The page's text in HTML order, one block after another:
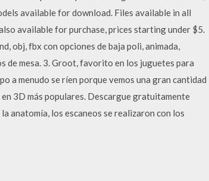
available for download. Files available in all
available for purchase, prices starting under $5.
obj, fbx con opciones de baja poli, animada,
de mesa. 3. Groot, favorito en los juguetes para
a menudo se ríen porque vemos una gran cantidad
3D más populares. Descargue gratuitamente
anatomía, los escaneos se realizaron con los